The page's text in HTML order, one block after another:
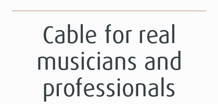
Cable for real
musicians and
professionals